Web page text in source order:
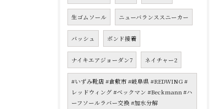
生ゴムソール ニューバランススニーカー
バッシュ ボンド接着
ナイキエアジョーダン7 ネイチャー2
#いずみ靴店 #倉敷市 #岐阜県 #REDWING #
レッドウィング #ベックマン #Beckmann #ハ
ーフソールラバー交換 #加水分解